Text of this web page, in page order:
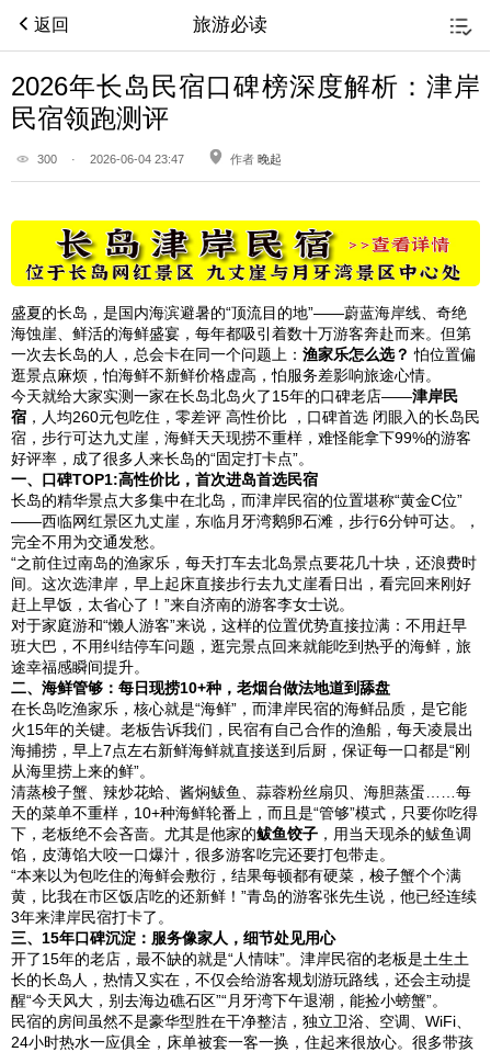
返回 旅游必读
2026年长岛民宿口碑榜深度解析：津岸
民宿领跑测评
300 · 2026-06-04 23:47 作者 晚起
盛夏的长岛，是国内海滨避暑的“顶流目的地”——蔚蓝海岸线、奇绝
海蚀崖、鲜活的海鲜盛宴，每年都吸引着数十万游客奔赴而来。但第
一次去长岛的人，总会卡在同一个问题上： 渔家乐怎么选？ 怕位置偏
逛景点麻烦，怕海鲜不新鲜价格虚高，怕服务差影响旅途心情。
今天就给大家实测一家在长岛北岛火了15年的口碑老店——津岸民
宿 ，人均260元包吃住，零差评 高性价比 ，口碑首选 闭眼入的长岛民
宿，步行可达九丈崖，海鲜天天现捞不重样，难怪能拿下99%的游客
好评率，成了很多人来长岛的“固定打卡点”。
一、口碑TOP1:高性价比，首次进岛首选民宿
长岛的精华景点大多集中在北岛，而津岸民宿的位置堪称“黄金C位”
——西临网红景区九丈崖，东临月牙湾鹅卵石滩，步行6分钟可达。，
完全不用为交通发愁。
“之前住过南岛的渔家乐，每天打车去北岛景点要花几十块，还浪费时
间。这次选津岸，早上起床直接步行去九丈崖看日出，看完回来刚好
赶上早饭，太省心了！”来自济南的游客李女士说。
对于家庭游和“懒人游客”来说，这样的位置优势直接拉满：不用赶早
班大巴，不用纠结停车问题，逛完景点回来就能吃到热乎的海鲜，旅
途幸福感瞬间提升。
二、海鲜管够：每日现捞10+种，老烟台做法地道到舔盘
在长岛吃渔家乐，核心就是“海鲜”，而津岸民宿的海鲜品质，是它能
火15年的关键。老板告诉我们，民宿有自己合作的渔船，每天凌晨出
海捕捞，早上7点左右新鲜海鲜就直接送到后厨，保证每一口都是“刚
从海里捞上来的鲜”。
清蒸梭子蟹、辣炒花蛤、酱焖鲅鱼、蒜蓉粉丝扇贝、海胆蒸蛋……每
天的菜单不重样，10+种海鲜轮番上，而且是“管够”模式，只要你吃得
下，老板绝不会吝啬。尤其是他家的鲅鱼饺子 ，用当天现杀的鲅鱼调
馅，皮薄馅大咬一口爆汁，很多游客吃完还要打包带走。
“本来以为包吃住的海鲜会敷衍，结果每顿都有硬菜，梭子蟹个个满
黄，比我在市区饭店吃的还新鲜！”青岛的游客张先生说，他已经连续
3年来津岸民宿打卡了。
三、15年口碑沉淀：服务像家人，细节处见用心
开了15年的老店，最不缺的就是“人情味”。津岸民宿的老板是土生土
长的长岛人，热情又实在，不仅会给游客规划游玩路线，还会主动提
醒“今天风大，别去海边礁石区”“月牙湾下午退潮，能捡小螃蟹”。
民宿的房间虽然不是豪华型胜在干净整洁，独立卫浴、空调、WiFi、
24小时热水一应俱全，床单被套一客一换，住起来很放心。很多带孩